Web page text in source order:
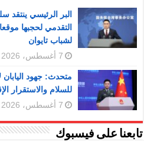
البر الرئيسي
التقدمي لحجبها
لشباب تايوان
7 أغسطس، 2026
متحدث: جهود اليابان
للسلام والاستقرار
7 أغسطس، 2026
تابعنا على فيسبوك